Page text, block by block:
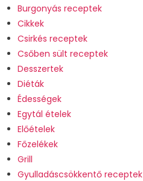
Burgonyás receptek
Cikkek
Csirkés receptek
Csőben sült receptek
Desszertek
Diéták
Édességek
Egytál ételek
Előételek
Főzelékek
Grill
Gyulladáscsökkentő receptek